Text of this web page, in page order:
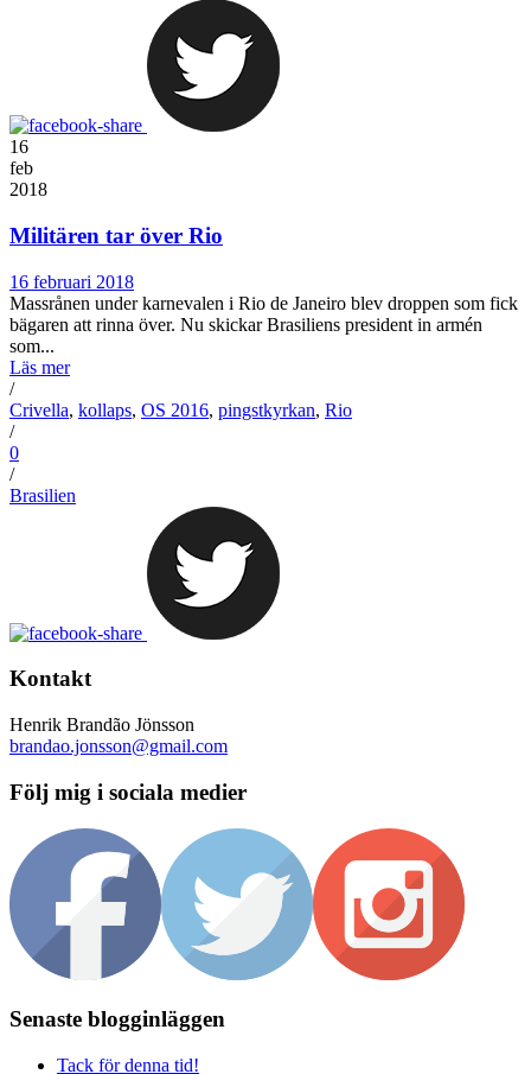
16
feb
2018
Militären tar över Rio
16 februari 2018
Massrånen under karnevalen i Rio de Janeiro blev droppen som fick
bägaren att rinna över. Nu skickar Brasiliens president in armén
som...
Läs mer
/
Crivella, kollaps, OS 2016, pingstkyrkan, Rio
/
0
/
Brasilien
Kontakt
Henrik Brandão Jönsson
brandao.jonsson@gmail.com
Följ mig i sociala medier
Senaste blogginläggen
Tack för denna tid!